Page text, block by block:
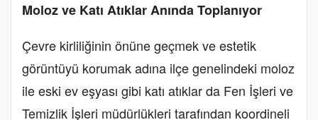
Moloz ve Katı Atıklar Anında Toplanıyor
Çevre kirliliğinin önüne geçmek ve estetik
görüntüyü korumak adına ilçe genelindeki moloz
ile eski ev eşyası gibi katı atıklar da Fen İşleri ve
Temizlik İşleri müdürlükleri tarafından koordineli